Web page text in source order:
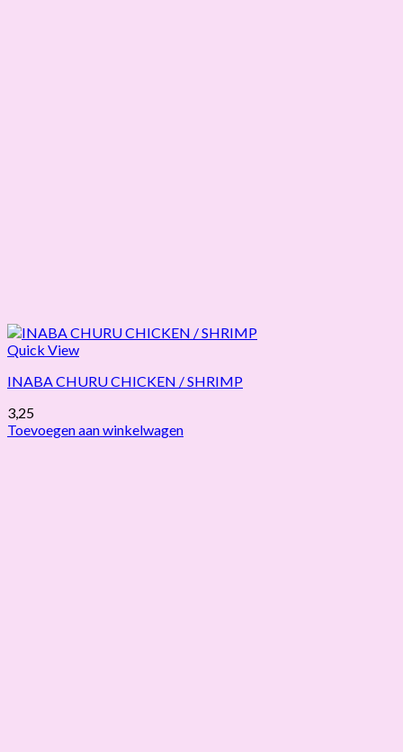
Quick View
INABA CHURU CHICKEN / SHRIMP
3,25
Toevoegen aan winkelwagen